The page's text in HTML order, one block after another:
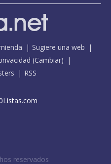
Sugiere una web
(Cambiar)
RSS
reservados